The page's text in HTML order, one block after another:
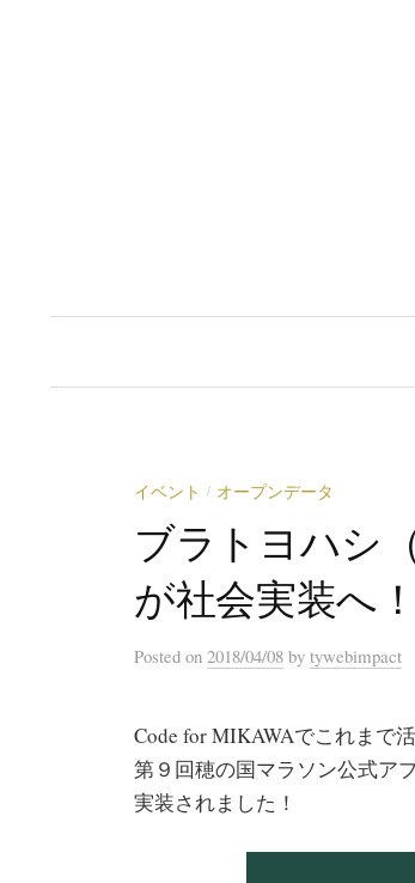
プ
イベント / オープンデータ
ブラトヨハシ
が社会実装へ！
Posted on 2018/04/08 by tywebimpact
Code for MIKAWAでこれまで
第９回穂の国マラソン公式ア
実装されました！